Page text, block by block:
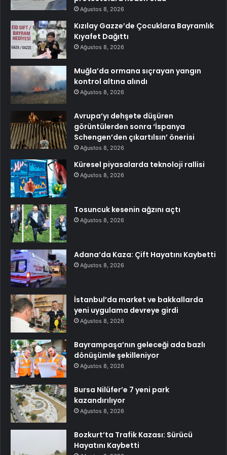
Ağustos 8, 2026
Kızılay Gazze’de Çocuklara Bayramlık
Kıyafet Dağıttı
Ağustos 8, 2026
Muğla’da ormana sıçrayan yangın
kontrol altına alındı
Ağustos 8, 2026
Avrupa’yı dehşete düşüren
görüntülerden sonra ‘İspanya
Schengen’den çıkartılsın’ önerisi
Ağustos 8, 2026
Küresel piyasalarda teknoloji rallisi
Ağustos 8, 2026
Tosuncuk kesenin ağzını açtı
Ağustos 8, 2026
Adana’da Kaza: Çift Hayatını Kaybetti
Ağustos 8, 2026
İstanbul’da market ve bakkallarda
yeni uygulama devreye girdi
Ağustos 8, 2026
Bayrampaşa’nın geleceği ada bazlı
dönüşümle şekilleniyor
Ağustos 8, 2026
Bursa Nilüfer’e 7 yeni park
kazandırılıyor
Ağustos 8, 2026
Bozkurt’ta Trafik Kazası: Sürücü
Hayatını Kaybetti